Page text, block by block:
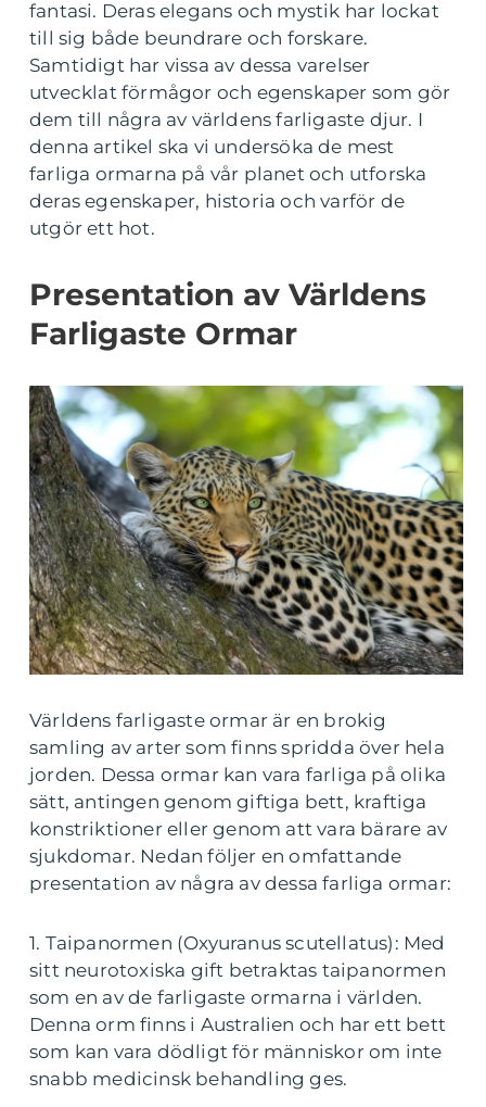
fantasi. Deras elegans och mystik har lockat
till sig både beundrare och forskare.
Samtidigt har vissa av dessa varelser
utvecklat förmågor och egenskaper som gör
dem till några av världens farligaste djur. I
denna artikel ska vi undersöka de mest
farliga ormarna på vår planet och utforska
deras egenskaper, historia och varför de
utgör ett hot.
Presentation av Världens
Farligaste Ormar
Världens farligaste ormar är en brokig
samling av arter som finns spridda över hela
jorden. Dessa ormar kan vara farliga på olika
sätt, antingen genom giftiga bett, kraftiga
konstriktioner eller genom att vara bärare av
sjukdomar. Nedan följer en omfattande
presentation av några av dessa farliga ormar:
1. Taipanormen (Oxyuranus scutellatus): Med
sitt neurotoxiska gift betraktas taipanormen
som en av de farligaste ormarna i världen.
Denna orm finns i Australien och har ett bett
som kan vara dödligt för människor om inte
snabb medicinsk behandling ges.